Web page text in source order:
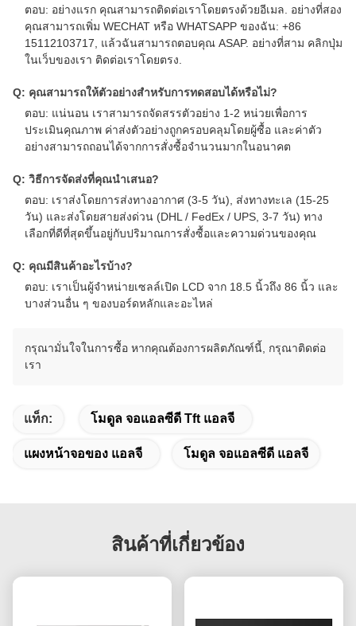
ตอบ: อย่างแรก คุณสามารถติดต่อเราโดยตรงด้วยอีเมล. อย่างที่สอง
คุณสามารถเพิ่ม WECHAT หรือ WHATSAPP ของฉัน: +86
15112103717, แล้วฉันสามารถตอบคุณ ASAP. อย่างที่สาม คลิกปุ่ม
ในเว็บของเรา ติดต่อเราโดยตรง.
Q: คุณสามารถให้ตัวอย่างสําหรับการทดสอบได้หรือไม่?
ตอบ: แน่นอน เราสามารถจัดสรรตัวอย่าง 1-2 หน่วยเพื่อการ
ประเมินคุณภาพ ค่าส่งตัวอย่างถูกครอบคลุมโดยผู้ซื้อ และค่าตัว
อย่างสามารถถอนได้จากการสั่งซื้อจํานวนมากในอนาคต
Q: วิธีการจัดส่งที่คุณนําเสนอ?
ตอบ: เราส่งโดยการส่งทางอากาศ (3-5 วัน), ส่งทางทะเล (15-25
วัน) และส่งโดยสายส่งด่วน (DHL / FedEx / UPS, 3-7 วัน) ทาง
เลือกที่ดีที่สุดขึ้นอยู่กับปริมาณการสั่งซื้อและความด่วนของคุณ
Q: คุณมีสินค้าอะไรบ้าง?
ตอบ: เราเป็นผู้จําหน่ายเซลล์เปิด LCD จาก 18.5 นิ้วถึง 86 นิ้ว และ
บางส่วนอื่น ๆ ของบอร์ดหลักและอะไหล่
กรุณามั่นใจในการซื้อ หากคุณต้องการผลิตภัณฑ์นี้, กรุณาติดต่อ
เรา
แท็ก: โมดูล จอแอลซีดี Tft แอลจี
แผงหน้าจอของ แอลจี โมดูล จอแอลซีดี แอลจี
สินค้าที่เกี่ยวข้อง